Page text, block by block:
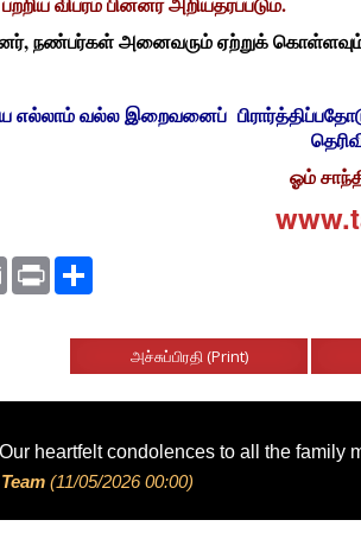
நண்பர்கள் அனைவரும் ஏற்றுக்
வல்ல இறைவனைப் பிரார்த்திப்பதோடு
ஓம்
Email Print
அச்சுப்பிரதி (Print)
heartfelt condolences to all the family
(11/05/2026 00:00)